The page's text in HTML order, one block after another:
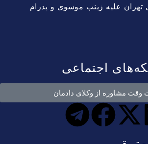
تهران علیه زینب موسوی و پدرام
اجتماعی
وقت مشاوره از وکلای دادمان